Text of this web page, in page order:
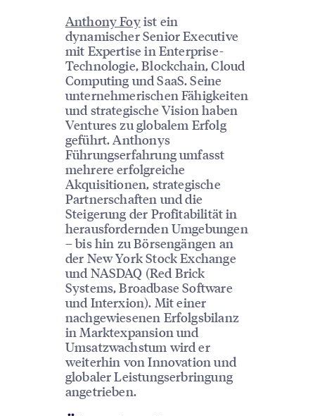
Anthony Foyist ein
dynamischer Senior Executive
mit Expertise in Enterprise-
Technologie, Blockchain, Cloud
Computing und SaaS. Seine
unternehmerischen Fähigkeiten
und strategische Vision haben
Ventures zu globalem Erfolg
geführt. Anthonys
Führungserfahrung umfasst
mehrere erfolgreiche
Akquisitionen, strategische
Partnerschaften und die
Steigerung der Profitabilität in
herausfordernden Umgebungen
– bis hin zu Börsengängen an
der New York Stock Exchange
und NASDAQ (Red Brick
Systems, Broadbase Software
und Interxion). Mit einer
nachgewiesenen Erfolgsbilanz
in Marktexpansion und
Umsatzwachstum wird er
weiterhin von Innovation und
globaler Leistungserbringung
angetrieben.